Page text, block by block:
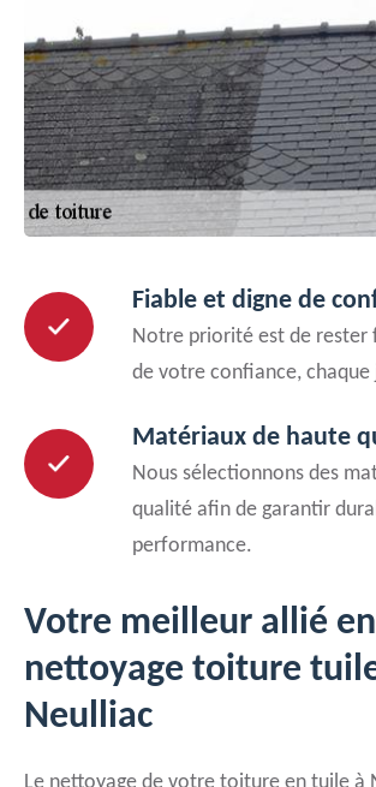
Fiable et digne de
Notre priorité est de rester
de votre confiance, chaque
Matériaux de haute
Nous sélectionnons des
qualité afin de garantir
performance.
Votre meilleur allié en
nettoyage toiture
Neulliac